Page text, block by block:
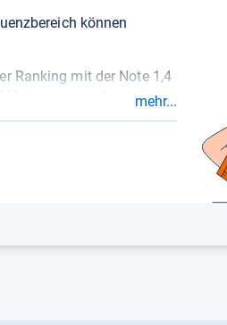
können
Ranking mit der Note 1,4
mehr...